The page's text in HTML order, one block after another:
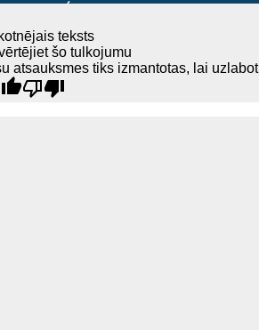
teksts
šo tulkojumu
atsauksmes tiks izmantotas, lai